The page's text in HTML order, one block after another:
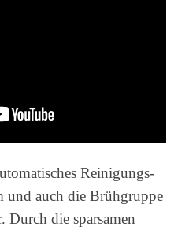
Reinigungs-
und auch die Brühgruppe
Durch die sparsamen